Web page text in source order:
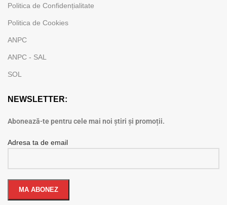
Politica de Confidențialitate
Politica de Cookies
ANPC
ANPC - SAL
SOL
NEWSLETTER:
Abonează-te pentru cele mai noi știri și promoții.
Adresa ta de email